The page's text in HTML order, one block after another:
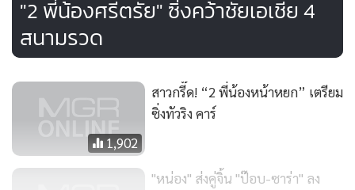
"2 พี่น้องศรีตรัย" ซิ่งคว้าชัยเอเชีย 4
สนามรวด
1,902
สาวกรี๊ด! “2 พี่น้องหน้าหยก” เตรียม
ซิ่งทัวริง คาร์
"หน่อง" ส่งคู่จิ้น "ป๊อบ-ซาร่า" ลง